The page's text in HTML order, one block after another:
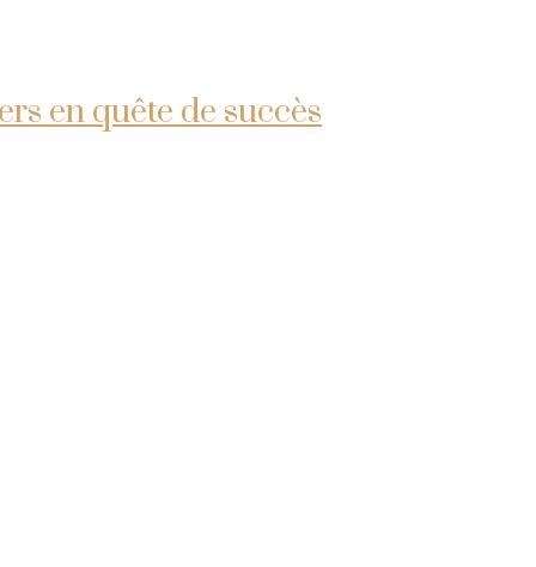
en quête de succès